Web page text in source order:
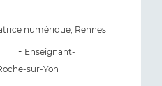
numérique, Rennes
- Enseignant-
sur-Yon